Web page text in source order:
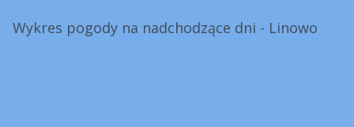
Wykres pogody na nadchodzące dni - Linowo